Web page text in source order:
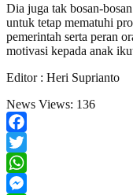
Dia juga tak bosan-
untuk tetap mematuhi
pemerintah serta peran
motivasi kepada anak
Editor : Heri Suprianto
News Views: 136
Facebook
Twitter
WhatsApp